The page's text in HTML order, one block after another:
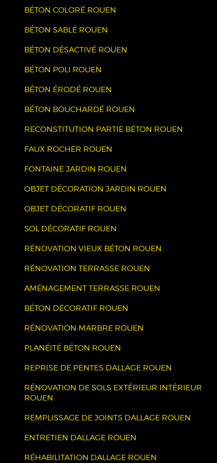
BÉTON COLORÉ ROUEN
BÉTON SABLÉ ROUEN
BÉTON DÉSACTIVÉ ROUEN
BÉTON POLI ROUEN
BÉTON ÉRODÉ ROUEN
BÉTON BOUCHARDÉ ROUEN
RECONSTITUTION PARTIE BÉTON ROUEN
FAUX ROCHER ROUEN
FONTAINE JARDIN ROUEN
OBJET DÉCORATION JARDIN ROUEN
OBJET DÉCORATIF ROUEN
SOL DÉCORATIF ROUEN
RÉNOVATION VIEUX BÉTON ROUEN
RÉNOVATION TERRASSE ROUEN
AMÉNAGEMENT TERRASSE ROUEN
BÉTON DÉCORATIF ROUEN
RÉNOVATION MARBRE ROUEN
PLANÉITÉ BÉTON ROUEN
REPRISE DE PENTES DALLAGE ROUEN
RÉNOVATION DE SOLS EXTÉRIEUR INTÉRIEUR
ROUEN
REMPLISSAGE DE JOINTS DALLAGE ROUEN
ENTRETIEN DALLAGE ROUEN
RÉHABILITATION DALLAGE ROUEN